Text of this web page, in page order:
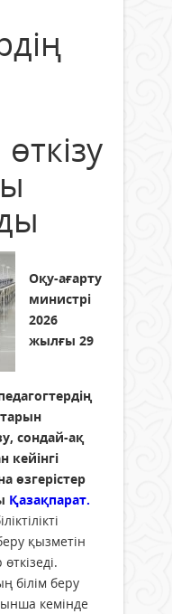
Оқу-ағарту
министрі
2026
жылғы 29
сондай-ақ
кейінгі
өзгерістер
Қазақпарат.
қызметін
білім беру
кемінде